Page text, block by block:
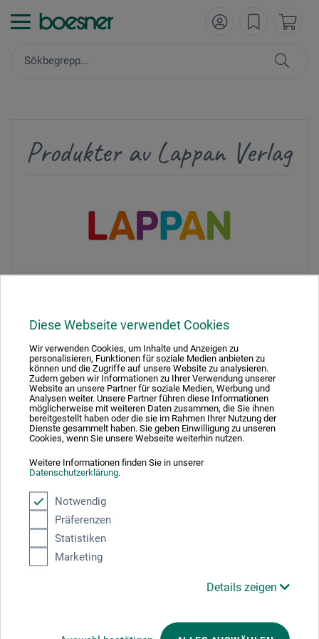
Diese Webseite verwendet Cookies
Wir verwenden Cookies, um Inhalte und Anzeigen zu
personalisieren, Funktionen für soziale Medien anbieten zu
können und die Zugriffe auf unsere Website zu analysieren.
Zudem geben wir Informationen zu Ihrer Verwendung unserer
Website an unsere Partner für soziale Medien, Werbung und
Analysen weiter. Unsere Partner führen diese Informationen
möglicherweise mit weiteren Daten zusammen, die Sie ihnen
bereitgestellt haben oder die sie im Rahmen Ihrer Nutzung der
Dienste gesammelt haben. Sie geben Einwilligung zu unseren
Cookies, wenn Sie unsere Webseite weiterhin nutzen.
Weitere Informationen finden Sie in unserer
Datenschutzerklärung.
Notwendig
Präferenzen
Statistiken
Marketing
Details zeigen
Produkter av Lappan Verlag
1
Absolut säker
Välj betalningssätt